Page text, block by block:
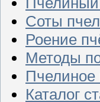
Соты
Роение
Методы
Пчелиное
Каталог